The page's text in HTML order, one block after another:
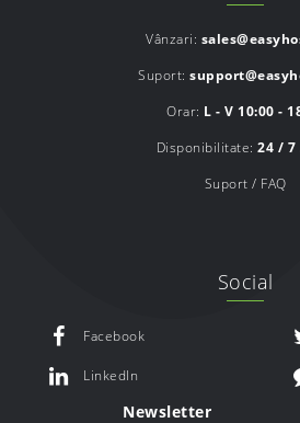
Vânzari:
Suport:
Orar: L - V 10:00 -
Disponibilitate:24 / 7
Suport / FAQ
Social
Facebook
LinkedIn
Newsletter